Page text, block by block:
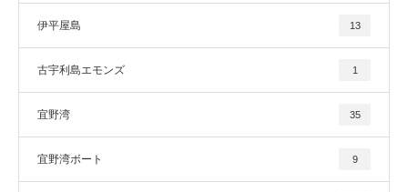
伊平屋島 13
古宇利島エモンズ 1
宜野湾 35
宜野湾ボート 9